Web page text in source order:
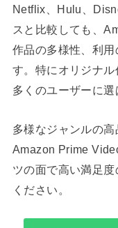
Netflix、Hulu、
スと比較しても、
作品の多様性、利
す。特にオリジナル
多くのユーザーに選
多様なジャンルの
Amazon Prime
ツの面で高い満足
ください。